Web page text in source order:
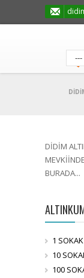
DİDİM
BURADA...
1 SOKAK
10
100